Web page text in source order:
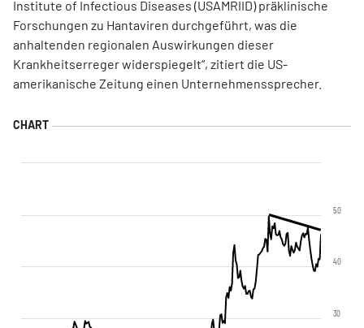
Institute of Infectious Diseases (USAMRIID) präklinische
Forschungen zu Hantaviren durchgeführt, was die
anhaltenden regionalen Auswirkungen dieser
Krankheitserreger widerspiegelt“, zitiert die US-
amerikanische Zeitung einen Unternehmenssprecher.
30
40
50